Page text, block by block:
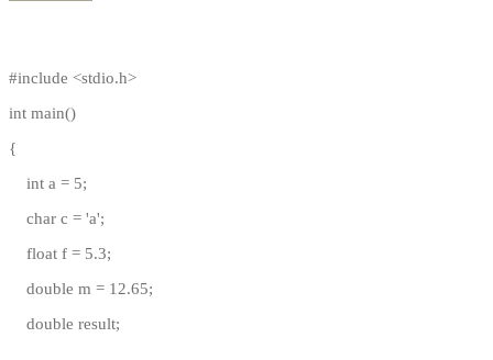
#include <stdio.h>
int main()
{
int a = 5;
char c = 'a';
float f = 5.3;
double m = 12.65;
double result;